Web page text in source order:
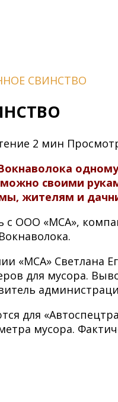
СВИНСТВО
2 мин
своими
жителям и
с ООО «МСА»,
«МСА» Светлана
для мусора.
для
мусора.